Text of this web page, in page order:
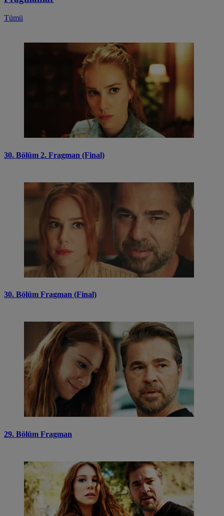
Tümü
30. Bölüm 2. Fragman (Final)
30. Bölüm Fragman (Final)
29. Bölüm Fragman